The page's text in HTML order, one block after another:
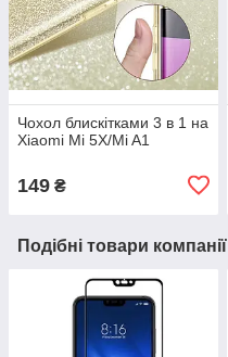
Чохол блискітками 3 в 1 на
Xiaomi Mi 5X/Mi A1
149 ₴
Подібні товари компанії